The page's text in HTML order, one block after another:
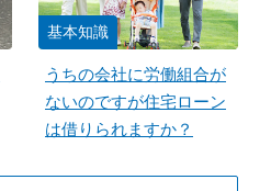
基本知識
うちの会社に労働組合が
ないのですが住宅ローン
は借りられますか？